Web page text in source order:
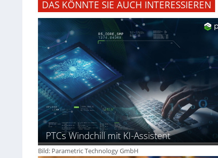
DAS KÖNNTE SIE AUCH INTERESSIEREN
PTCs Windchill mit KI-Assistent
Bild: Parametric Technology GmbH